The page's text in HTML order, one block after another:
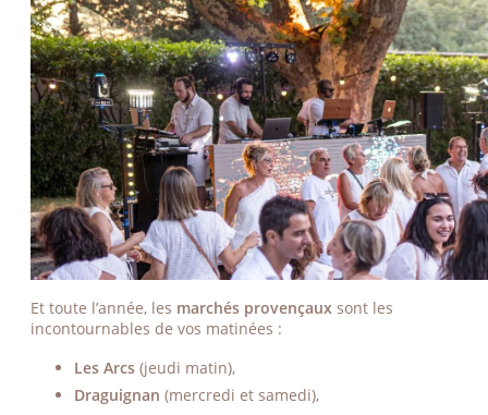
Et toute l’année, les marchés provençaux sont les
incontournables de vos matinées :
Les Arcs (jeudi matin),
Draguignan (mercredi et samedi),